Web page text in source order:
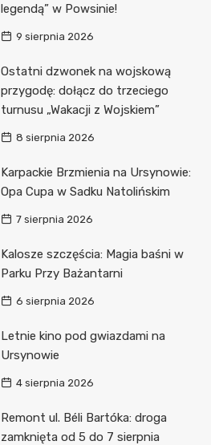
legendą” w Powsinie!
9 sierpnia 2026
Ostatni dzwonek na wojskową
przygodę: dołącz do trzeciego
turnusu „Wakacji z Wojskiem”
8 sierpnia 2026
Karpackie Brzmienia na Ursynowie:
Opa Cupa w Sadku Natolińskim
7 sierpnia 2026
Kalosze szczęścia: Magia baśni w
Parku Przy Bażantarni
6 sierpnia 2026
Letnie kino pod gwiazdami na
Ursynowie
4 sierpnia 2026
Remont ul. Béli Bartóka: droga
zamknięta od 5 do 7 sierpnia